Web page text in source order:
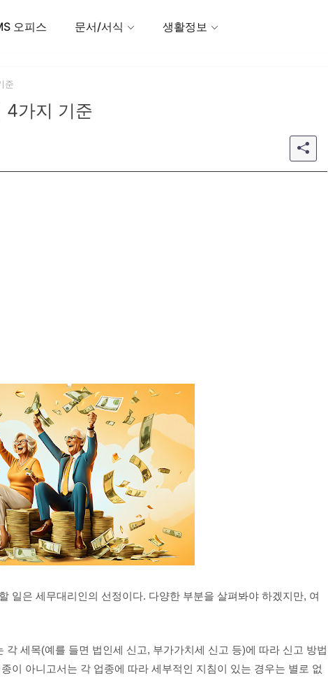
오피스 문서/서식 생활정보
준
4가지 기준
일은 세무대리인의 선정이다. 다양한 부분을 살펴봐야 하겠지만, 여
세목(예를 들면 법인세 신고, 부가가치세 신고 등)에 따라 신고 방법
이 아니고서는 각 업종에 따라 세부적인 지침이 있는 경우는 별로 없